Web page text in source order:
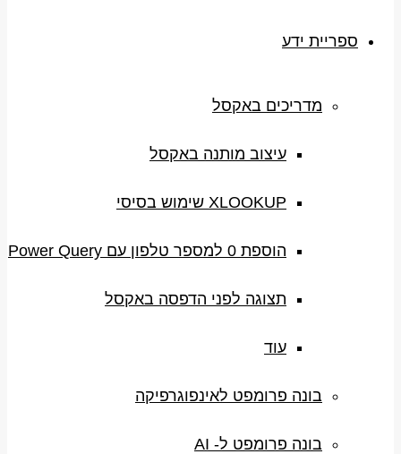
ספריית ידע
מדריכים באקסל
עיצוב מותנה באקסל
XLOOKUP שימוש בסיסי
הוספת 0 למספר טלפון עם Power Query
תצוגה לפני הדפסה באקסל
עוד
בונה פרומפט לאינפוגרפיקה
בונה פרומפט ל- AI